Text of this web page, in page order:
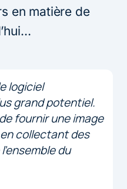
en matière de
logiciel
grand potentiel.
fournir une image
collectant des
du